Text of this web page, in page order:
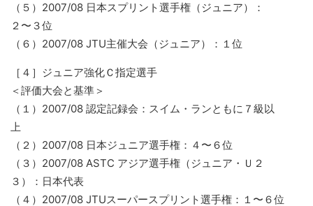
（５）2007/08 日本スプリント選手権（ジュニア）：
２〜３位
（６）2007/08 JTU主催大会（ジュニア）：１位
［４］ジュニア強化Ｃ指定選手
＜評価大会と基準＞
（１）2007/08 認定記録会：スイム・ランともに７級以
上
（２）2007/08 日本ジュニア選手権：４〜６位
（３）2007/08 ASTC アジア選手権（ジュニア・Ｕ２
３）：日本代表
（４）2007/08 JTUスーパースプリント選手権：１〜６位